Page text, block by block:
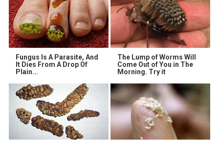
Fungus Is A Parasite, And
It Dies From A Drop Of
Plain...
The Lump of Worms Will
Come Out of You in The
Morning. Try it